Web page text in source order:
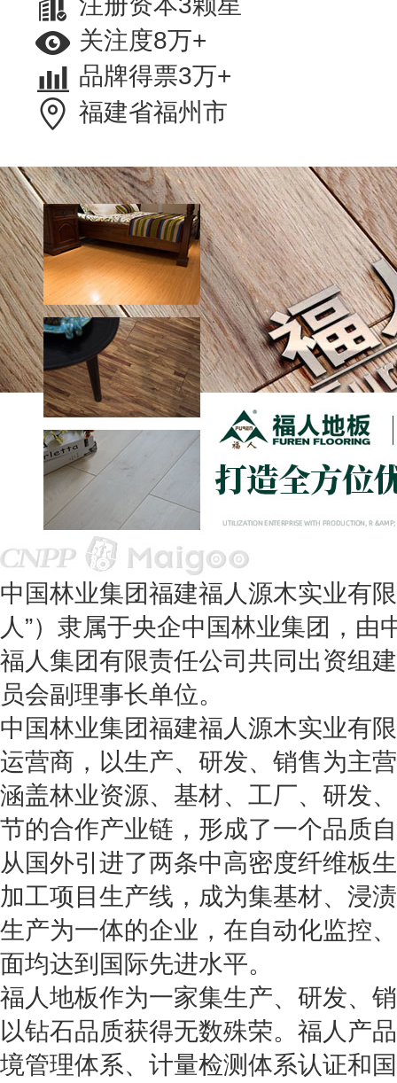
关注度8万+
品牌得票3万+
福建省福州市
中国林业集团福建福人源木实业有
人”）隶属于央企中国林业集团，由
福人集团有限责任公司共同出资组
员会副理事长单位。
中国林业集团福建福人源木实业有
运营商，以生产、研发、销售为主
涵盖林业资源、基材、工厂、研发
节的合作产业链，形成了一个品质
从国外引进了两条中高密度纤维板
加工项目生产线，成为集基材、浸
生产为一体的企业，在自动化监控
面均达到国际先进水平。
福人地板作为一家集生产、研发、
以钻石品质获得无数殊荣。福人产
境管理体系、计量检测体系认证和